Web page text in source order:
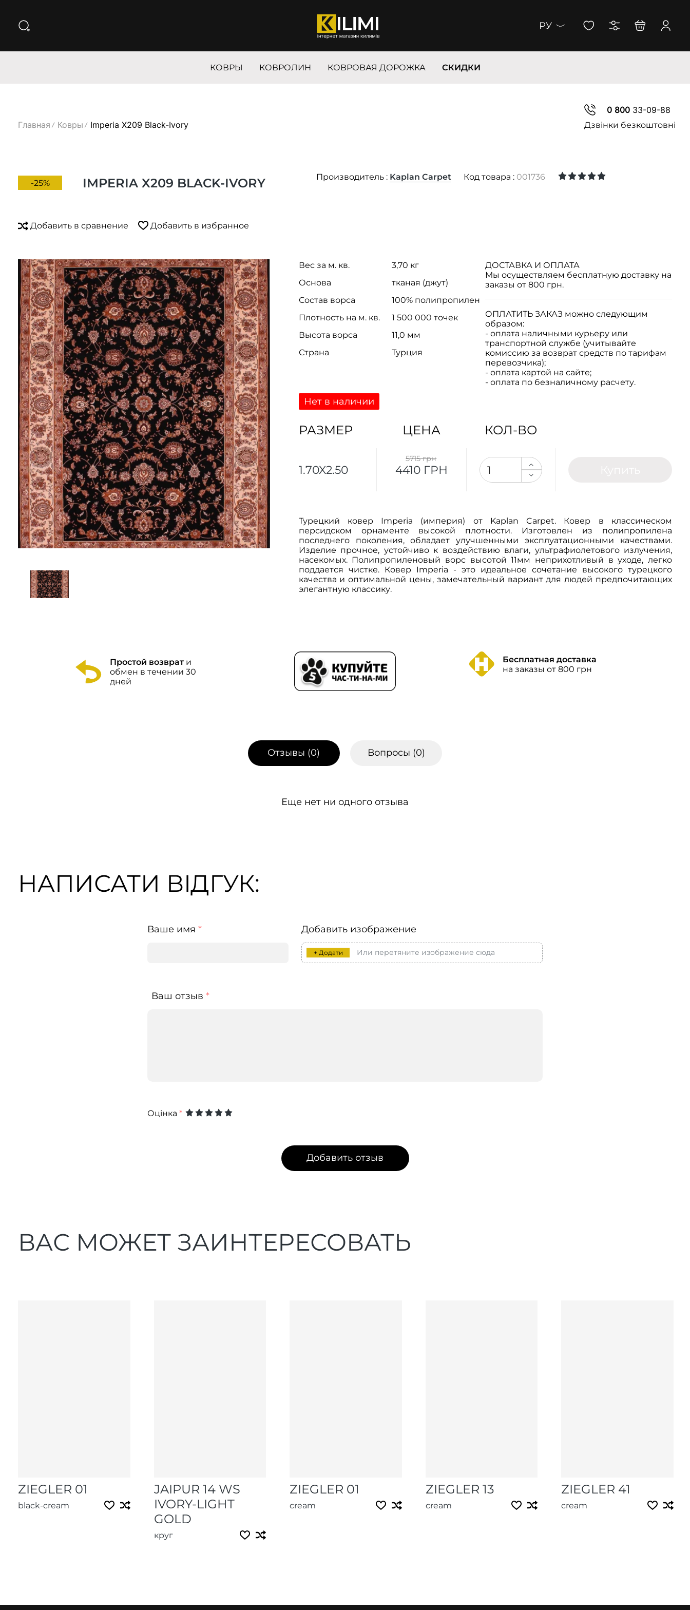
РУ
КОВРЫ КОВРОЛИН КОВРОВАЯ ДОРОЖКА СКИДКИ
Главная Ковры Imperia X209 Black-Ivory
0 80033-09-88
Дзвінки безкоштовні
-25% IMPERIA X209 BLACK-IVORY Производитель : Kaplan Carpet Код товара : 001736
Добавить в сравнение Добавить в избранное
Вес за м. кв.
3,70 кг
Основа
тканая (джут)
Состав ворса
100% полипропилен
Плотность на м. кв.
1 500 000 точек
Высота ворса
11,0 мм
Страна
Турция
ДОСТАВКА И ОПЛАТА
Мы осуществляем бесплатную доставку на
заказы от 800 грн.
ОПЛАТИТЬ ЗАКАЗ можно следующим
образом:
- оплата наличными курьеру или
транспортной службе (учитывайте
комиссию за возврат средств по тарифам
перевозчика);
- оплата картой на сайте;
- оплата по безналичному расчету.
Нет в наличии
РАЗМЕР ЦЕНА КОЛ-ВО
1.70X2.50
5715 грн
4410 ГРН
Турецкий ковер Imperia (империя) от Kaplan Carpet. Ковер в классическом
персидском орнаменте высокой плотности. Изготовлен из полипропилена
последнего поколения, обладает улучшенными эксплуатационными качествами.
Изделие прочное, устойчиво к воздействию влаги, ультрафиолетового излучения,
насекомых. Полипропиленовый ворс высотой 11мм неприхотливый в уходе, легко
поддается чистке. Ковер Imperia - это идеальное сочетание высокого турецкого
качества и оптимальной цены, замечательный вариант для людей предпочитающих
элегантную классику.
Простой возврати
обмен в течении 30
дней
Бесплатная доставка
на заказы от 800 грн
Отзывы (0) Вопросы (0)
Еще нет ни одного отзыва
НАПИСАТИ ВІДГУК:
Ваше имя * Добавить изображение
+ Додати Или перетяните изображение сюда
Ваш отзыв *
Оцінка *
Добавить отзыв
ВАС МОЖЕТ ЗАИНТЕРЕСОВАТЬ
ZIEGLER 01
black-cream
JAIPUR 14 WS
IVORY-LIGHT
GOLD
круг
ZIEGLER 01
cream
ZIEGLER 13
cream
ZIEGLER 41
cream